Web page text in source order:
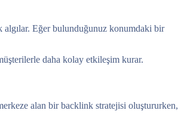
algılar. Eğer bulunduğunuz konumdaki bir
daha kolay etkileşim kurar.
alan bir backlink stratejisi oluştururken,